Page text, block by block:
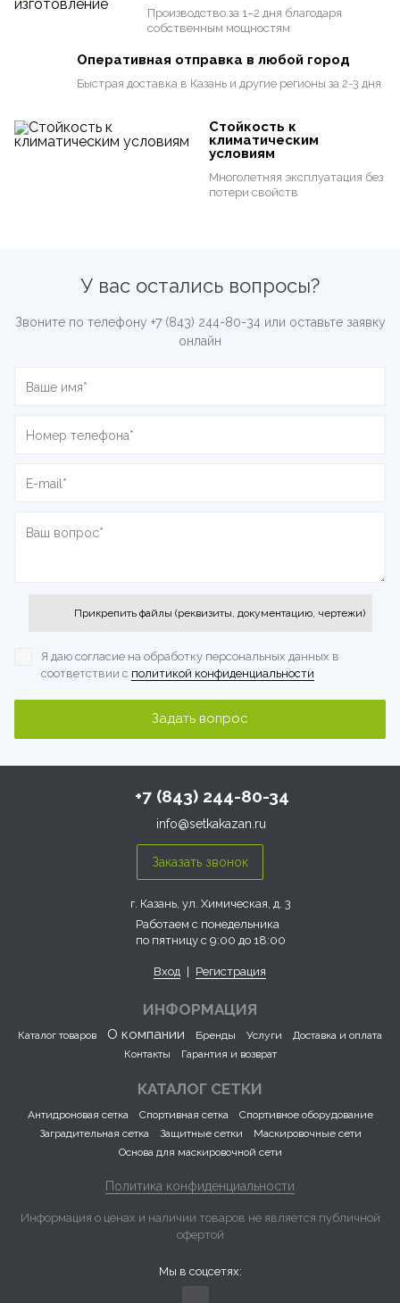
Производство за 1–2 дня благодаря
собственным мощностям
Оперативная отправка в любой город
Быстрая доставка в Казань и другие регионы за 2-3 дня
Стойкость к
климатическим
условиям
Многолетняя эксплуатация без
потери свойств
У вас остались вопросы?
Звоните по телефону +7 (843) 244-80-34или оставьте заявку
онлайн
Прикрепить файлы (реквизиты, документацию, чертежи)
Я даю согласие на обработку персональных данных в
соответствии с политикой конфиденциальности
+7 (843) 244-80-34
info@setkakazan.ru
г. Казань, ул. Химическая, д. 3
Работаем с понедельника
по пятницу с 9:00 до 18:00
Вход Регистрация
ИНФОРМАЦИЯ
Каталог товаров О компании Бренды Услуги
Доставка и оплата
Контакты
Гарантия и возврат
КАТАЛОГ СЕТКИ
Антидроновая сетка Спортивная сетка
Спортивное оборудование
Заградительная сетка
Защитные сетки
Маскировочные сети
Основа для маскировочной сети
Политика конфиденциальности
Информация о ценах и наличии товаров не является публичной
офертой
Мы в соцсетях: